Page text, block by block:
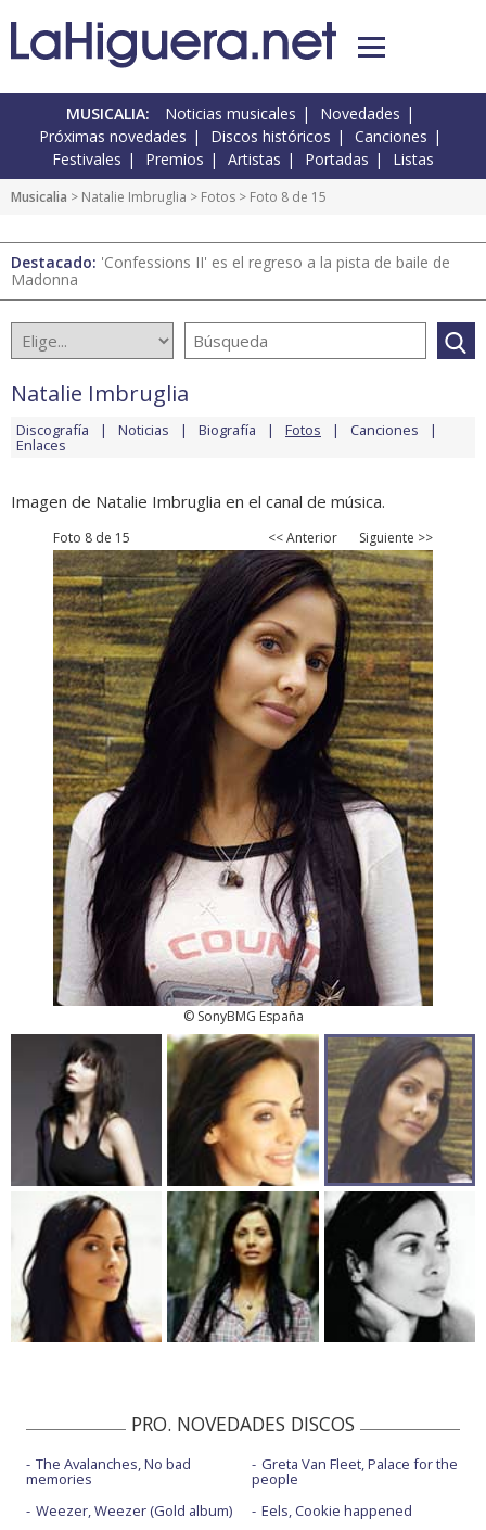
MUSICALIA: Noticias musicales
Novedades
Próximas novedades
Discos históricos
Canciones
Festivales
Premios Artistas Portadas Listas
Musicalia > Natalie Imbruglia > Fotos > Foto 8 de 15
Destacado: 'Confessions II' es el regreso a la pista de baile de
Madonna
Natalie Imbruglia
Discografía Noticias Biografía Fotos Canciones
Enlaces
Imagen de Natalie Imbruglia en el canal de música.
Foto 8 de 15 << Anterior Siguiente >>
© SonyBMG España
PRO. NOVEDADES DISCOS
The Avalanches, No bad
memories
Weezer, Weezer (Gold album)
Greta Van Fleet, Palace for the
people
Eels, Cookie happened